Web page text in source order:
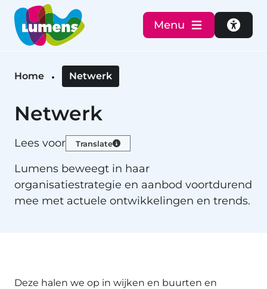
Menu
Home Netwerk
Netwerk
Lees voor Translate
Lumens beweegt in haar
organisatiestrategie en aanbod voortdurend
mee met actuele ontwikkelingen en trends.
Deze halen we op in wijken en buurten en